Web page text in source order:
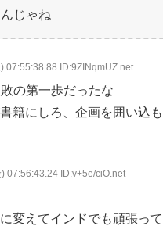
じゃね
07:55:38.88 ID:9ZINqmUZ.net
の第一歩だったな
籍にしろ、企画を囲い込
07:56:43.24 ID:v+5e/ciO.net
変えてインドでも頑張って